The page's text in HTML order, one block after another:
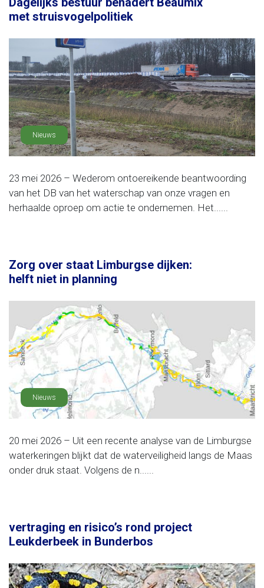
met struisvogelpolitiek
Nieuws
23 mei 2026 – Wederom ontoereikende beantwoording
van het DB van het waterschap van onze vragen en
herhaalde oproep om actie te ondernemen. Het......
Zorg over staat Limburgse dijken:
helft niet in planning
Nieuws
20 mei 2026 – Uit een recente analyse van de Limburgse
waterkeringen blijkt dat de waterveiligheid langs de Maas
onder druk staat. Volgens de n......
vertraging en risico’s rond project
Leukderbeek in Bunderbos